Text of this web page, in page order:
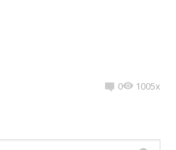
0 1005x